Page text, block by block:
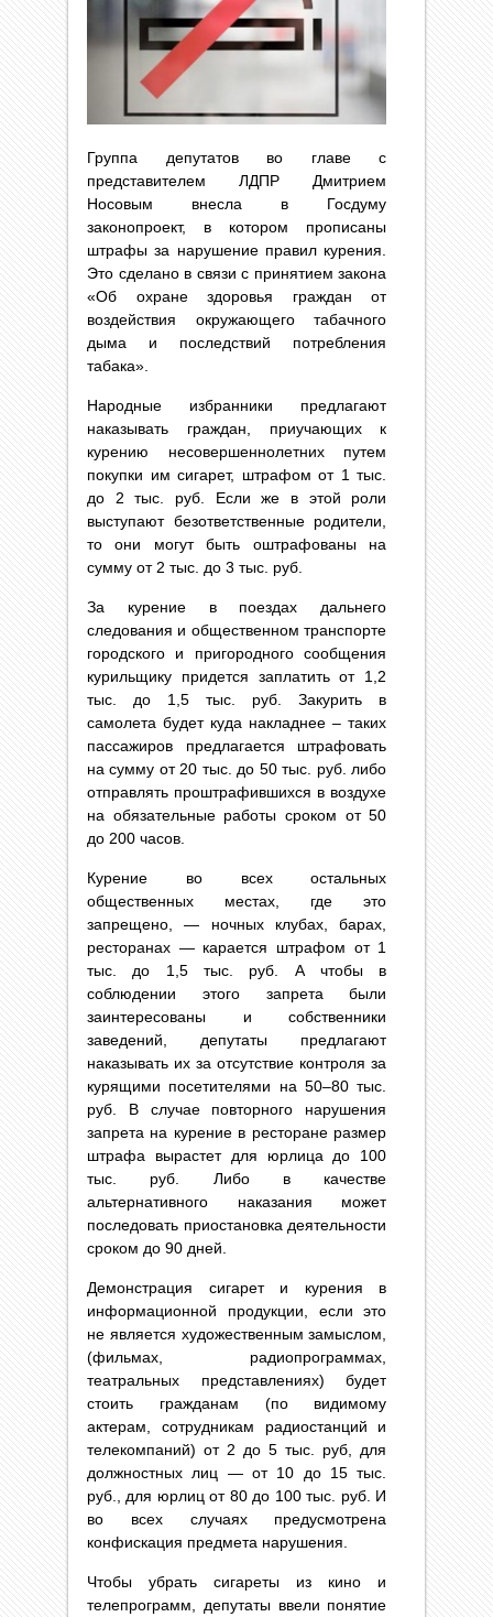
Группа депутатов во главе с
представителем ЛДПР Дмитрием
Носовым внесла в Госдуму
законопроект, в котором прописаны
штрафы за нарушение правил курения.
Это сделано в связи с принятием закона
«Об охране здоровья граждан от
воздействия окружающего табачного
дыма и последствий потребления
табака».
Народные избранники предлагают
наказывать граждан, приучающих к
курению несовершеннолетних путем
покупки им сигарет, штрафом от 1 тыс.
до 2 тыс. руб. Если же в этой роли
выступают безответственные родители,
то они могут быть оштрафованы на
сумму от 2 тыс. до 3 тыс. руб.
За курение в поездах дальнего
следования и общественном транспорте
городского и пригородного сообщения
курильщику придется заплатить от 1,2
тыс. до 1,5 тыс. руб. Закурить в
самолета будет куда накладнее – таких
пассажиров предлагается штрафовать
на сумму от 20 тыс. до 50 тыс. руб. либо
отправлять проштрафившихся в воздухе
на обязательные работы сроком от 50
до 200 часов.
Курение во всех остальных
общественных местах, где это
запрещено, — ночных клубах, барах,
ресторанах — карается штрафом от 1
тыс. до 1,5 тыс. руб. А чтобы в
соблюдении этого запрета были
заинтересованы и собственники
заведений, депутаты предлагают
наказывать их за отсутствие контроля за
курящими посетителями на 50–80 тыс.
руб. В случае повторного нарушения
запрета на курение в ресторане размер
штрафа вырастет для юрлица до 100
тыс. руб. Либо в качестве
альтернативного наказания может
последовать приостановка деятельности
сроком до 90 дней.
Демонстрация сигарет и курения в
информационной продукции, если это
не является художественным замыслом,
(фильмах, радиопрограммах,
театральных представлениях) будет
стоить гражданам (по видимому
актерам, сотрудникам радиостанций и
телекомпаний) от 2 до 5 тыс. руб, для
должностных лиц — от 10 до 15 тыс.
руб., для юрлиц от 80 до 100 тыс. руб. И
во всех случаях предусмотрена
конфискация предмета нарушения.
Чтобы убрать сигареты из кино и
телепрограмм, депутаты ввели понятие